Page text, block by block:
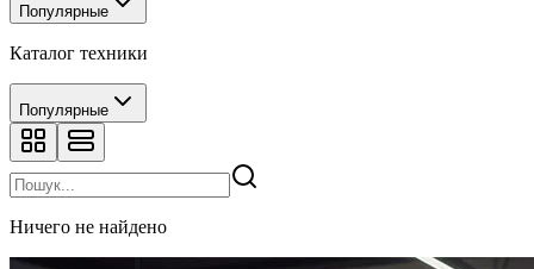
Популярные
Каталог техники
Популярные
Ничего не найдено